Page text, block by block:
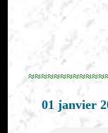
01 janvier